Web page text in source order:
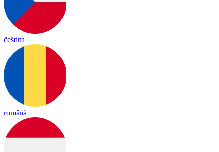
čeština
română